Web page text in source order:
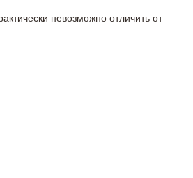
невозможно отличить от